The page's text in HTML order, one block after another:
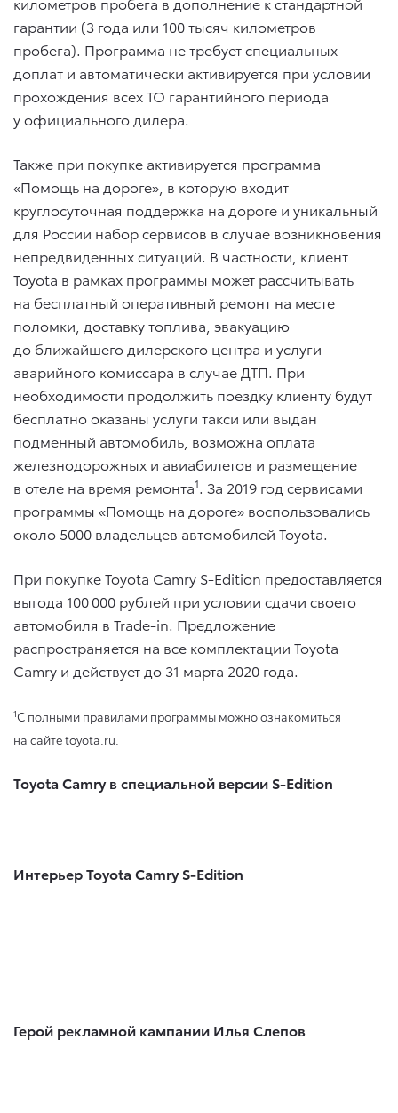
гарантии (3 года или 100 тысяч километров
пробега). Программа не требует специальных
доплат и автоматически активируется при условии
прохождения всех ТО гарантийного периода
у официального дилера.
Также при покупке активируется программа
«Помощь на дороге», в которую входит
круглосуточная поддержка на дороге и уникальный
для России набор сервисов в случае возникновения
непредвиденных ситуаций. В частности, клиент
Toyota в рамках программы может рассчитывать
на бесплатный оперативный ремонт на месте
поломки, доставку топлива, эвакуацию
до ближайшего дилерского центра и услуги
аварийного комиссара в случае ДТП. При
необходимости продолжить поездку клиенту будут
бесплатно оказаны услуги такси или выдан
подменный автомобиль, возможна оплата
железнодорожных и авиабилетов и размещение
в отеле на время ремонта1. За 2019 год сервисами
программы «Помощь на дороге» воспользовались
около 5000 владельцев автомобилей Toyota.
При покупке Toyota Camry S-Edition предоставляется
выгода 100 000 рублей при условии сдачи своего
автомобиля в Trade-in. Предложение
распространяется на все комплектации Toyota
Camry и действует до 31 марта 2020 года.
1С полными правилами программы можно ознакомиться
на сайте toyota.ru.
Toyota Camry в специальной версии S-Edition
Интерьер Toyota Camry S-Edition
Герой рекламной кампании Илья Слепов